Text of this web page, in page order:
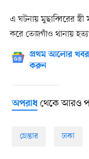
এ ঘটনায় মুছাব্বিরের
করে তেজগাঁও থানায়
প্রথম আলোর
করুন
অপরাধথেকে আরও
গ্রেপ্তার ঢাকা